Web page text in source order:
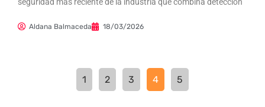
Aldana Balmaceda 18/03/2026
1 2 3 4 5